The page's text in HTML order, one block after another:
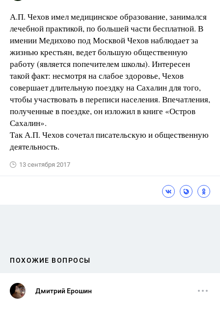
А.П. Чехов имел медицинское образование, занимался
лечебной практикой, по большей части бесплатной. В
имении Медихово под Москвой Чехов наблюдает за
жизнью крестьян, ведет большую общественную
работу (является попечителем школы). Интересен
такой факт: несмотря на слабое здоровье, Чехов
совершает длительную поездку на Сахалин для того,
чтобы участвовать в переписи населения. Впечатления,
полученные в поездке, он изложил в книге «Остров
Сахалин».
Так А.П. Чехов сочетал писательскую и общественную
деятельность.
13 сентября 2017
ПОХОЖИЕ ВОПРОСЫ
Дмитрий Ерошин